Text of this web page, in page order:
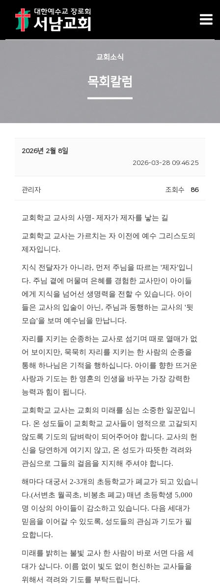
교회소식
목회칼럼
2026년 2월 8일
2026-03-28 09:46:25
관리자 조회수 86
교회학교 교사의 사명- 제자가 제자를 낳는 길
교회학교 교사는 가르치는 자 이전에 예수 그리스도의
제자입니다.
지식 전달자가 아니라, 먼저 주님을 따르는 '제자'입니
다. 주님 곁에 머물며 은혜를 경험한 교사만이 아이들
에게 지식을 넘어선 생명력을 전할 수 있습니다. 아이
들은 교사의 입술이 아닌 , 주님과 동행하는 교사의 '뒷
모습'을 보며 예수님을 만납니다.
자리를 지키는 순종하는 교사로 섬기며 때로 열매가 없
어 보이지만, 묵묵히 자리를 지키는 한 사람의 순종을
통해 하나님은 기적을 행하십니다. 아이를 향한 뜨거운
사랑과 기도는 한 영혼의 인생을 바꾸는 가장 강력한
능력과 힘이 됩니다.
교회학교 교사는 교회의 미래를 심는 소중한 일꾼입니
다. 온 성도들이 교회학교 교사들이 영적으로 고갈되지
않도록 기도의 담벼락이 되어주어야 합니다. 교사의 헌
신을 당연하게 여기지 않고, 온 성도가 따뜻한 격려와
관심으로 그들의 걸음을 지지해 주셔야 합니다.
해마다 대궁서 2-3개의 초등학교가 폐교가 되고 있습니
다.(서변초 월곡초, 비봉초 폐교) 매년 초등학생 5,000
명 이상의 아이들이 감소하고 있습니다. 다음 세대가
믿음을 이어갈 수 있도록, 성도들의 관심과 기도가 필
요합니다.
미래를 밝히는 불빛 교사 한 사람이 바로 서면 다음 세
대가 삽니다. 이름 없이 빛도 없이 헌신하는 교사들을
위해서 격려와 기도를 부탁드립니다.